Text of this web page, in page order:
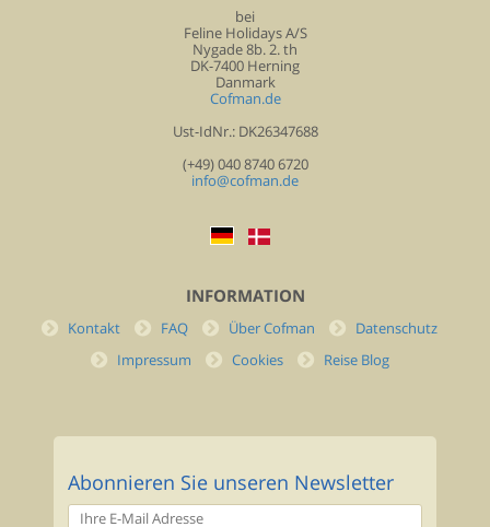
bei
Feline Holidays A/S
Nygade 8b. 2. th
DK-7400 Herning
Danmark
Cofman.de
Ust-IdNr.: DK26347688
(+49) 040 8740 6720
info@cofman.de
INFORMATION
Kontakt FAQ Über Cofman
Datenschutz
Impressum
Cookies Reise Blog
Abonnieren Sie unseren Newsletter